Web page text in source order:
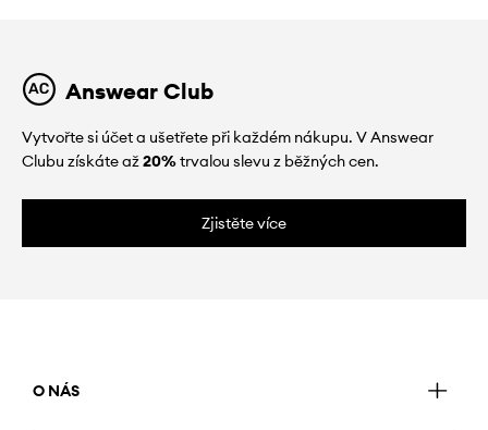
Answear Club
Vytvořte si účet a ušetřete při každém nákupu. V Answear
Clubu získáte až20%trvalou slevu z běžných cen.
Zjistěte více
O NÁS